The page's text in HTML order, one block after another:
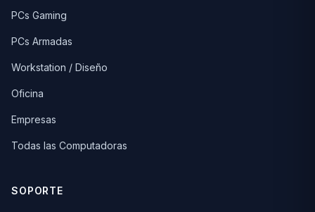
PCs Gaming
PCs Armadas
Workstation / Diseño
Oficina
Empresas
Todas las Computadoras
SOPORTE